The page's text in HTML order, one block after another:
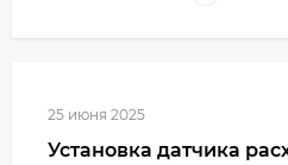
25 июня 2025
Установка датчика